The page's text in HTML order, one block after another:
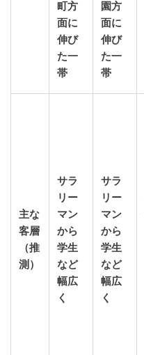
町方
面に
伸び
た一
帯
園方
面に
伸び
た一
帯
主な
客層
（推
測）
サラ
リー
マン
から
学生
など
幅広
く
サラ
リー
マン
から
学生
など
幅広
く